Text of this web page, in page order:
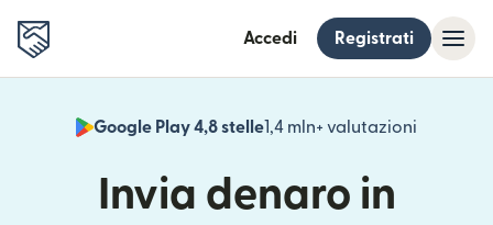
Accedi Registrati
Google Play 4,8 stelle1,4 mln+ valutazioni
Invia denaro in